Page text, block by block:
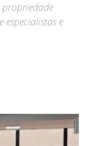
especialistas e